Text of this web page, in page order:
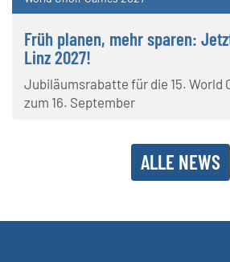
Früh planen, mehr sparen:
Linz 2027!
Jubiläumsrabatte für die 15. World
zum 16. September
ALLE NEWS